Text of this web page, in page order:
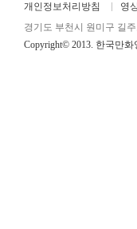
개인정보처리방침 영
경기도 부천시 원미구 길
Copyright© 2013. 한국만화